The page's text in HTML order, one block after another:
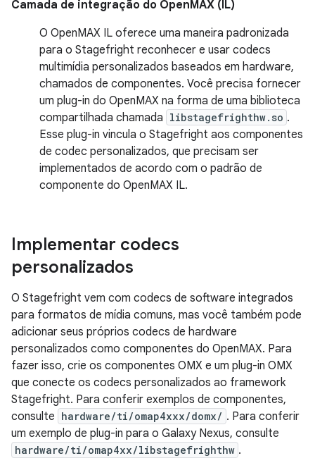
Camada de integração do OpenMAX (IL)
O OpenMAX IL oferece uma maneira padronizada
para o Stagefright reconhecer e usar codecs
multimídia personalizados baseados em hardware,
chamados de componentes. Você precisa fornecer
um plug-in do OpenMAX na forma de uma biblioteca
compartilhada chamada libstagefrighthw.so .
Esse plug-in vincula o Stagefright aos componentes
de codec personalizados, que precisam ser
implementados de acordo com o padrão de
componente do OpenMAX IL.
Implementar codecs
personalizados
O Stagefright vem com codecs de software integrados
para formatos de mídia comuns, mas você também pode
adicionar seus próprios codecs de hardware
personalizados como componentes do OpenMAX. Para
fazer isso, crie os componentes OMX e um plug-in OMX
que conecte os codecs personalizados ao framework
Stagefright. Para conferir exemplos de componentes,
consulte hardware/ti/omap4xxx/domx/ . Para conferir
um exemplo de plug-in para o Galaxy Nexus, consulte
hardware/ti/omap4xx/libstagefrighthw .